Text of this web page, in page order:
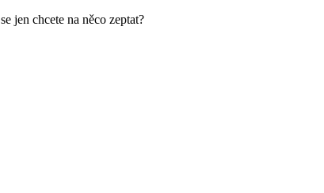
jen chcete na něco zeptat?